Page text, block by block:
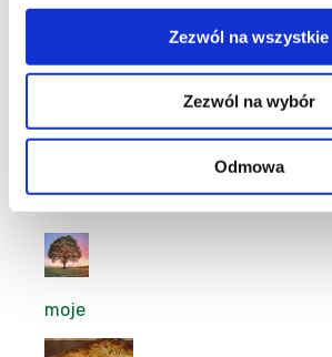
Zezwól na wszystkie
Zezwól na wybór
Odmowa
12
moje